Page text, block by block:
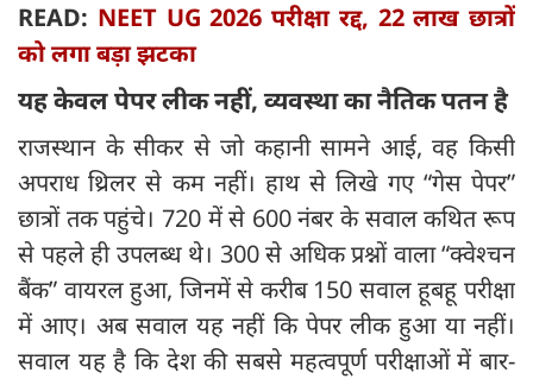
READ: NEET UG 2026 परीक्षा रद्द, 22 लाख छात्रों
को लगा बड़ा झटका
यह केवल पेपर लीक नहीं,व्यवस्था का नैतिक पतन है
राजस्थान के सीकर से जो कहानी सामने आई, वह किसी
अपराध थ्रिलर से कम नहीं। हाथ से लिखे गए “गेस पेपर”
छात्रों तक पहुंचे। 720 में से 600 नंबर के सवाल कथित रूप
से पहले ही उपलब्ध थे। 300 से अधिक प्रश्नों वाला “क्वेश्चन
बैंक” वायरल हुआ, जिनमें से करीब 150 सवाल हूबहू परीक्षा
में आए। अब सवाल यह नहीं कि पेपर लीक हुआ या नहीं।
सवाल यह है कि देश की सबसे महत्वपूर्ण परीक्षाओं में बार-